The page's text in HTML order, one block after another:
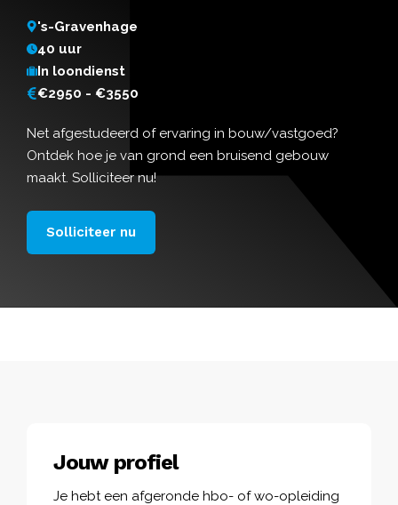
's-Gravenhage
40 uur
In loondienst
€2950 - €3550
Net afgestudeerd of ervaring in bouw/vastgoed?
Ontdek hoe je van grond een bruisend gebouw
maakt. Solliciteer nu!
Solliciteer nu
Jouw profiel
Je hebt een afgeronde hbo- of wo-opleiding